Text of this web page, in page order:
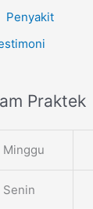
Penyakit
Praktek
Minggu
Senin